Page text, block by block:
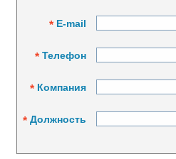
* E-mail
*Телефон
* Компания
*Должность